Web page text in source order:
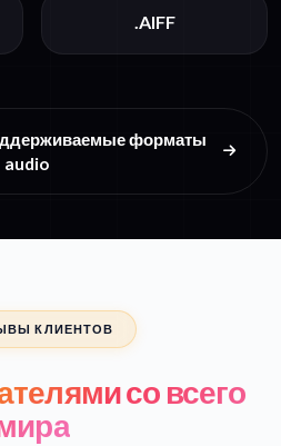
.AIFF
форматы
audio
КЛИЕНТОВ
со всего